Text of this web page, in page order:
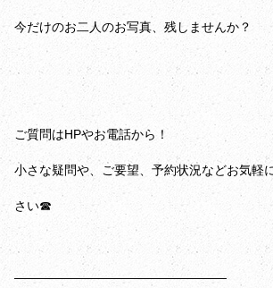
今だけのお二人のお写真、残しませんか？
ご質問はHPやお電話から！
小さな疑問や、ご要望、予約状況などお気軽
さい☎
—————————————————